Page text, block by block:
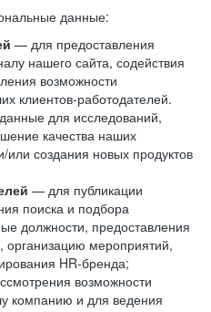
данные:
— для предоставления
нашего сайта, содействия
возможности
клиентов-работодателей.
для исследований,
качества наших
или создания новых продуктов
— для публикации
поиска и подбора
должности, предоставления
организацию мероприятий,
HR-бренда;
возможности
компанию и для ведения